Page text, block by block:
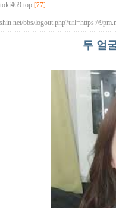
[77]
bbs/logout.php?url=https://
두 얼